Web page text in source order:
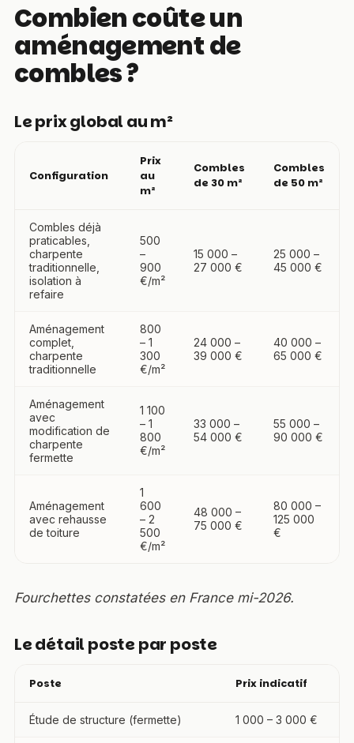
Combien coûte un
aménagement de
combles ?
Le prix global au m²
Configuration
Prix
au
m²
Combles
de 30 m²
Combles
de 50 m²
Combles déjà
praticables,
charpente
traditionnelle,
isolation à
refaire
500
–
900
€/m²
15 000 –
27 000 €
25 000 –
45 000 €
Aménagement
complet,
charpente
traditionnelle
800
– 1
300
€/m²
24 000 –
39 000 €
40 000 –
65 000 €
Aménagement
avec
modification de
charpente
fermette
1 100
– 1
800
€/m²
33 000 –
54 000 €
55 000 –
90 000 €
Aménagement
avec rehausse
de toiture
1
600
– 2
500
€/m²
48 000 –
75 000 €
80 000 –
125 000
€
Fourchettes constatées en France mi-2026.
Le détail poste par poste
Poste Prix indicatif
Étude de structure (fermette) 1 000 – 3 000 €